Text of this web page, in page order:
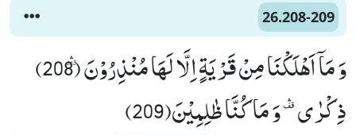
26.208-209
وَ مَاۤ اَهْلَكْنَا مِنْ قَرْیَةٍ اِلَّا لَهَا مُنْذِرُوْنَﲨ (208)
ذِكْرٰى ﱡ وَ مَا كُنَّا ظٰلِمِیْنَ(209)